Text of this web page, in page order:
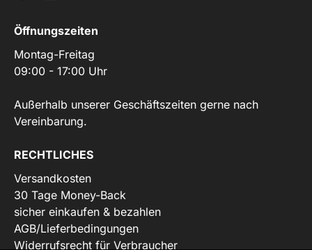
Öffnungszeiten
Montag-Freitag
09:00 - 17:00 Uhr
Außerhalb unserer Geschäftszeiten gerne nach
Vereinbarung.
RECHTLICHES
Versandkosten
30 Tage Money-Back
sicher einkaufen & bezahlen
AGB/Lieferbedingungen
Widerrufsrecht für Verbraucher